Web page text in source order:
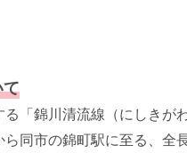
「錦川清流線（にしきが
ら同市の錦町駅に至る、全